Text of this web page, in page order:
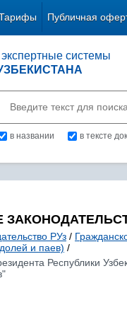
Публичная
системы
в названии в тексте
РУз /
и паев) /
Республики